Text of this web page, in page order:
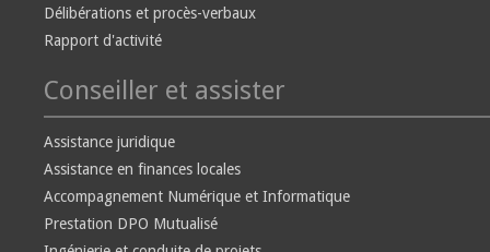
Délibérations et procès-verbaux
Rapport d'activité
Conseiller et assister
Assistance juridique
Assistance en finances locales
Accompagnement Numérique et Informatique
Prestation DPO Mutualisé